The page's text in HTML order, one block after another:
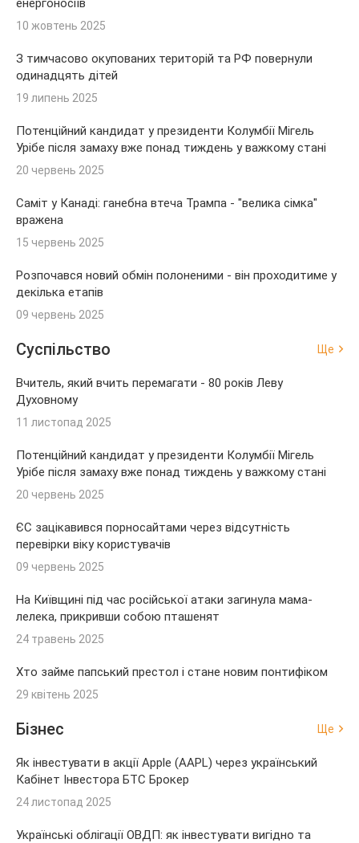
енергоносіїв
10 жовтень 2025
З тимчасово окупованих територій та РФ повернули
одинадцять дітей
19 липень 2025
Потенційний кандидат у президенти Колумбії Мігель
Урібе після замаху вже понад тиждень у важкому стані
20 червень 2025
Саміт у Канаді: ганебна втеча Трампа - "велика сімка"
вражена
15 червень 2025
Розпочався новий обмін полоненими - він проходитиме у
декілька етапів
09 червень 2025
Суспільство Ще
Вчитель, який вчить перемагати - 80 років Леву
Духовному
11 листопад 2025
Потенційний кандидат у президенти Колумбії Мігель
Урібе після замаху вже понад тиждень у важкому стані
20 червень 2025
ЄС зацікавився порносайтами через відсутність
перевірки віку користувачів
09 червень 2025
На Київщині під час російської атаки загинула мама-
лелека, прикривши собою пташенят
24 травень 2025
Хто займе папський престол і стане новим понтифіком
29 квітень 2025
Бізнес Ще
Як інвестувати в акції Apple (AAPL) через український
Кабінет Інвестора БТС Брокер
24 листопад 2025
Українські облігації ОВДП: як інвестувати вигідно та